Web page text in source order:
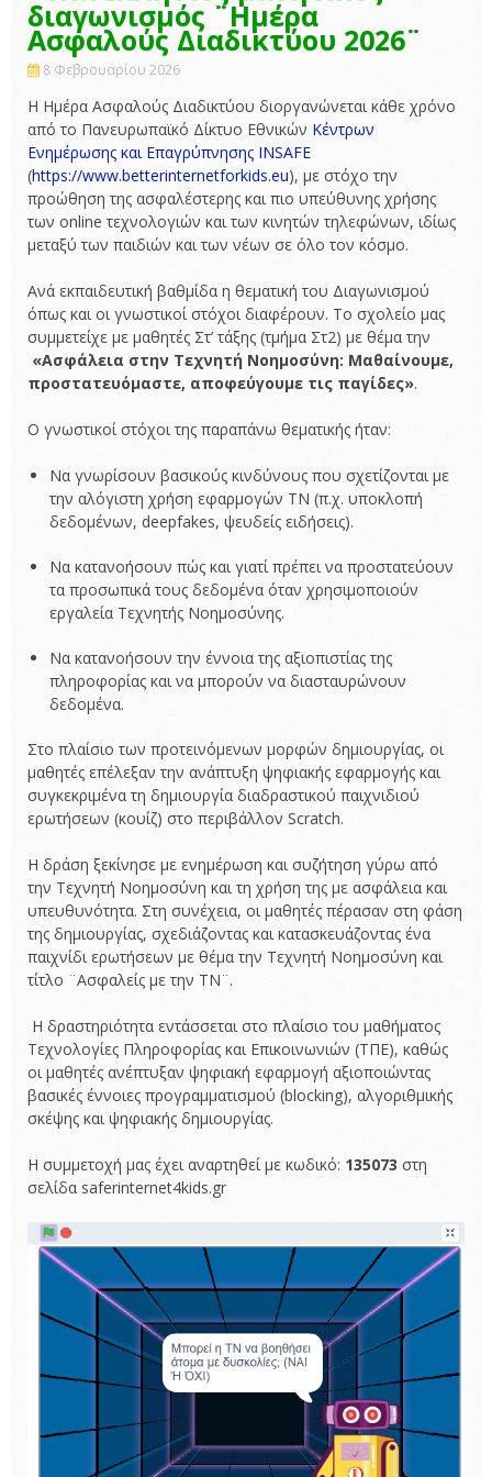
διαγωνισμός ¨Ημέρα
Ασφαλούς Διαδικτύου 2026¨
8 Φεβρουαρίου 2026
Η Ημέρα Ασφαλούς Διαδικτύου διοργανώνεται κάθε χρόνο
από το Πανευρωπαϊκό Δίκτυο Εθνικών Κέντρων
Ενημέρωσης και Επαγρύπνησης INSAFE
(https://www.betterinternetforkids.eu), με στόχο την
προώθηση της ασφαλέστερης και πιο υπεύθυνης χρήσης
των οnline τεχνολογιών και των κινητών τηλεφώνων, ιδίως
μεταξύ των παιδιών και των νέων σε όλο τον κόσμο.
Ανά εκπαιδευτική βαθμίδα η θεματική του Διαγωνισμού
όπως και οι γνωστικοί στόχοι διαφέρουν. Το σχολείο μας
συμμετείχε με μαθητές Στ’ τάξης (τμήμα Στ2) με θέμα την
«Ασφάλεια στην Τεχνητή Νοημοσύνη: Μαθαίνουμε,
προστατευόμαστε, αποφεύγουμε τις παγίδες».
Ο γνωστικοί στόχοι της παραπάνω θεματικής ήταν:
Να γνωρίσουν βασικούς κινδύνους που σχετίζονται με
την αλόγιστη χρήση εφαρμογών ΤΝ (π.χ. υποκλοπή
δεδομένων, deepfakes, ψευδείς ειδήσεις).
Να κατανοήσουν πώς και γιατί πρέπει να προστατεύουν
τα προσωπικά τους δεδομένα όταν χρησιμοποιούν
εργαλεία Τεχνητής Νοημοσύνης.
Να κατανοήσουν την έννοια της αξιοπιστίας της
πληροφορίας και να μπορούν να διασταυρώνουν
δεδομένα.
Στο πλαίσιο των προτεινόμενων μορφών δημιουργίας, οι
μαθητές επέλεξαν την ανάπτυξη ψηφιακής εφαρμογής και
συγκεκριμένα τη δημιουργία διαδραστικού παιχνιδιού
ερωτήσεων (κουίζ) στο περιβάλλον Scratch.
Η δράση ξεκίνησε με ενημέρωση και συζήτηση γύρω από
την Τεχνητή Νοημοσύνη και τη χρήση της με ασφάλεια και
υπευθυνότητα. Στη συνέχεια, οι μαθητές πέρασαν στη φάση
της δημιουργίας, σχεδιάζοντας και κατασκευάζοντας ένα
παιχνίδι ερωτήσεων με θέμα την Τεχνητή Νοημοσύνη και
τίτλο ¨Ασφαλείς με την ΤΝ¨.
Η δραστηριότητα εντάσσεται στο πλαίσιο του μαθήματος
Τεχνολογίες Πληροφορίας και Επικοινωνιών (ΤΠΕ), καθώς
οι μαθητές ανέπτυξαν ψηφιακή εφαρμογή αξιοποιώντας
βασικές έννοιες προγραμματισμού (blocking), αλγοριθμικής
σκέψης και ψηφιακής δημιουργίας.
Η συμμετοχή μας έχει αναρτηθεί με κωδικό: 135073 στη
σελίδα saferinternet4kids.gr